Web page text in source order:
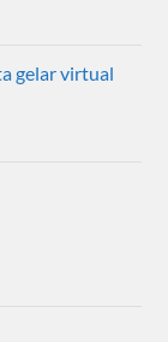
gelar virtual